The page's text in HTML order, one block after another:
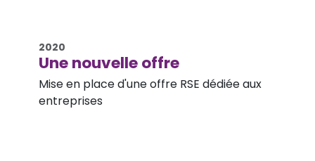
2020
Une nouvelle offre
Mise en place d'une offre RSE dédiée aux
entreprises